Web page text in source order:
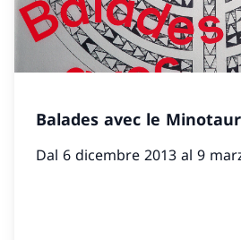
Balades avec le
Dal 6 dicembre 2013 al 9